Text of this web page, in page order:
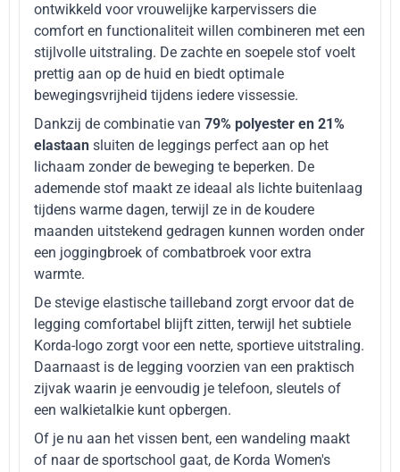
ontwikkeld voor vrouwelijke karpervissers die
comfort en functionaliteit willen combineren met een
stijlvolle uitstraling. De zachte en soepele stof voelt
prettig aan op de huid en biedt optimale
bewegingsvrijheid tijdens iedere vissessie.
Dankzij de combinatie van79% polyester en 21%
elastaan sluiten de leggings perfect aan op het
lichaam zonder de beweging te beperken. De
ademende stof maakt ze ideaal als lichte buitenlaag
tijdens warme dagen, terwijl ze in de koudere
maanden uitstekend gedragen kunnen worden onder
een joggingbroek of combatbroek voor extra
warmte.
De stevige elastische tailleband zorgt ervoor dat de
legging comfortabel blijft zitten, terwijl het subtiele
Korda-logo zorgt voor een nette, sportieve uitstraling.
Daarnaast is de legging voorzien van een praktisch
zijvak waarin je eenvoudig je telefoon, sleutels of
een walkietalkie kunt opbergen.
Of je nu aan het vissen bent, een wandeling maakt
of naar de sportschool gaat, de Korda Women's